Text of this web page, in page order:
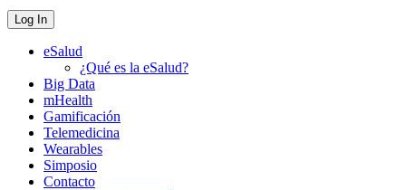
eSalud
¿Qué es la eSalud?
Big Data
mHealth
Gamificación
Telemedicina
Wearables
Simposio
Contacto